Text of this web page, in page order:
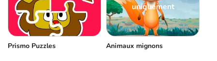
Prismo Puzzles
uniquement
Animaux mignons